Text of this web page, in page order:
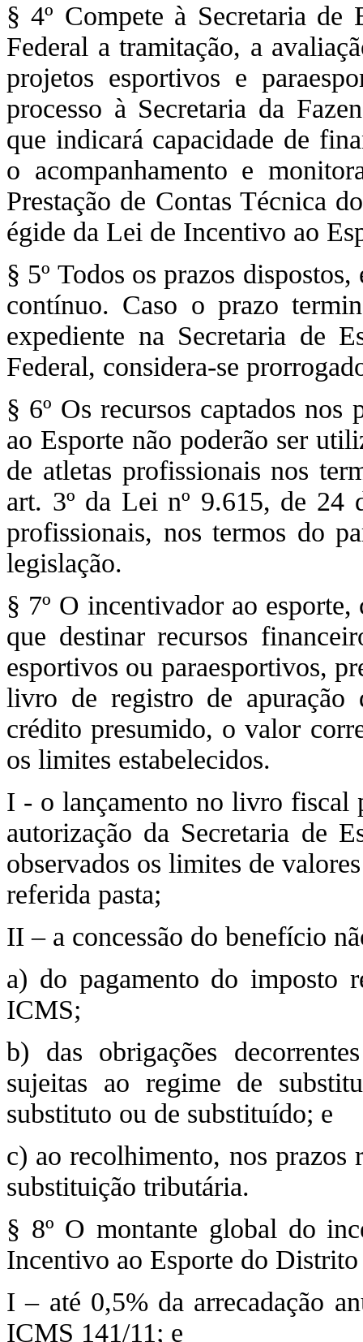
§ 4º Compete à Secretaria
Federal a tramitação, a
projetos esportivos e
processo à Secretaria da
que indicará capacidade de
o acompanhamento e
Prestação de Contas Técnica
égide da Lei de Incentivo ao
§ 5º Todos os prazos
contínuo. Caso o prazo
expediente na Secretaria de
Federal, considera-se
§ 6º Os recursos captados
ao Esporte não poderão ser
de atletas profissionais nos
art. 3º da Lei nº 9.615, de 24
profissionais, nos termos do
legislação.
§ 7º O incentivador ao
que destinar recursos
esportivos ou paraesportivos,
livro de registro de apuração
crédito presumido, o valor
os limites estabelecidos.
I - o lançamento no livro fiscal
autorização da Secretaria de
observados os limites de
referida pasta;
II – a concessão do benefício
a) do pagamento do imposto
ICMS;
b) das obrigações
sujeitas ao regime de
substituto ou de substituído; e
c) ao recolhimento, nos prazos
substituição tributária.
§ 8º O montante global do
Incentivo ao Esporte do
I – até 0,5% da arrecadação
ICMS 141/11; e